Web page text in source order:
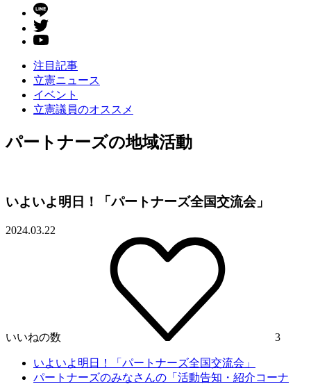
注目記事
立憲ニュース
イベント
立憲議員のオススメ
パートナーズの地域活動
いよいよ明日！「パートナーズ全国交流会」
2024.03.22
いいねの数 3
いよいよ明日！「パートナーズ全国交流会」
パートナーズのみなさんの「活動告知・紹介コーナ